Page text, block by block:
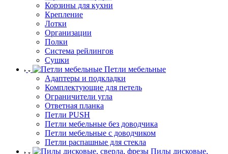
Корзины для кухни
Крепление
Лотки
Организации
Полки
Система рейлингов
Сушки
Петли мебельные
Адаптеры и подкладки
Комплектующие для петель
Ограничители угла
Ответная планка
Петли PUSH
Петли мебельные без доводчика
Петли мебельные с доводчиком
Петли распашные для стекла
Пилы дисковые,